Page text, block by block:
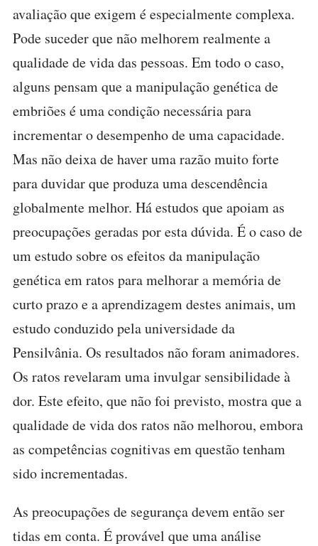
avaliação que exigem é especialmente complexa.
Pode suceder que não melhorem realmente a
qualidade de vida das pessoas. Em todo o caso,
alguns pensam que a manipulação genética de
embriões é uma condição necessária para
incrementar o desempenho de uma capacidade.
Mas não deixa de haver uma razão muito forte
para duvidar que produza uma descendência
globalmente melhor. Há estudos que apoiam as
preocupações geradas por esta dúvida. É o caso de
um estudo sobre os efeitos da manipulação
genética em ratos para melhorar a memória de
curto prazo e a aprendizagem destes animais, um
estudo conduzido pela universidade da
Pensilvânia. Os resultados não foram animadores.
Os ratos revelaram uma invulgar sensibilidade à
dor. Este efeito, que não foi previsto, mostra que a
qualidade de vida dos ratos não melhorou, embora
as competências cognitivas em questão tenham
sido incrementadas.
As preocupações de segurança devem então ser
tidas em conta. É provável que uma análise